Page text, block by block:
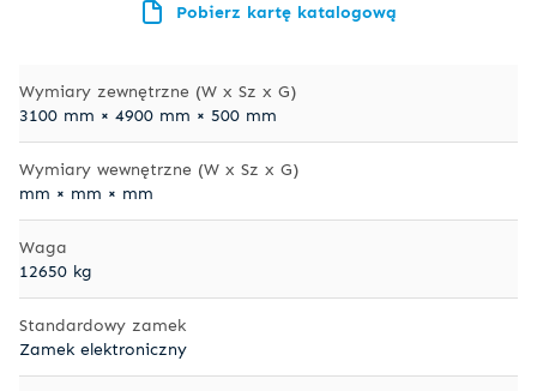
Pobierz kartę katalogową
Wymiary zewnętrzne (W x Sz x G)
3100 mm × 4900 mm × 500 mm
Wymiary wewnętrzne (W x Sz x G)
mm × mm × mm
Waga
12650 kg
Standardowy zamek
Zamek elektroniczny